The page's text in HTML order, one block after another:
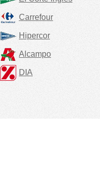
Carrefour
Hipercor
Alcampo
DIA